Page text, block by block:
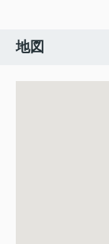
地図